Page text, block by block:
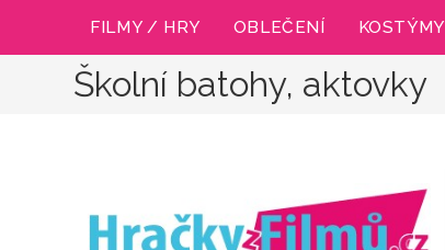
FILMY / HRY OBLEČENÍ KOSTÝMY
Školní batohy, aktovky